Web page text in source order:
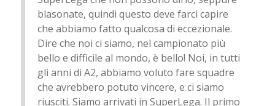
blasonate, quindi questo deve farci capire
che abbiamo fatto qualcosa di eccezionale.
Dire che noi ci siamo, nel campionato più
bello e difficile al mondo, è bello! Noi, in tutti
gli anni di A2, abbiamo voluto fare squadre
che avrebbero potuto vincere, e ci siamo
riusciti. Siamo arrivati in SuperLega. Il primo